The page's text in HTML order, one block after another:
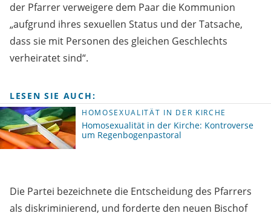
der Pfarrer verweigere dem Paar die Kommunion
„aufgrund ihres sexuellen Status und der Tatsache,
dass sie mit Personen des gleichen Geschlechts
verheiratet sind“.
LESEN SIE AUCH:
HOMOSEXUALITÄT IN DER KIRCHE
Homosexualität in der Kirche: Kontroverse
um Regenbogenpastoral
Die Partei bezeichnete die Entscheidung des Pfarrers
als diskriminierend, und forderte den neuen Bischof